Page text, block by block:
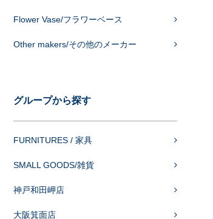
Flower Vase/フラワーベース
Other makers/その他のメーカー
グループから探す
FURNITURES / 家具
SMALL GOODS/雑貨
神戸和田岬店
大阪箕面店